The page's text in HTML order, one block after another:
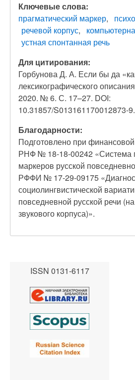
Ключевые слова:
прагматический маркер
речевой корпус
устная спонтанная речь
Для цитирования:
Горбунова Д. А. Если бы да
лексикографического
2020. № 6. С. 17–27. DOI:
10.31857/S013161170012873-9.
Благодарности:
Подготовлено при
РНФ № 18-18-00242 «Система
маркеров русской
РФФИ № 17-29-09175
социолингвистической
повседневной русской речи
звукового корпуса)».
ISSN 0131-6117